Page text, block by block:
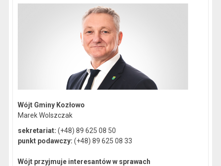
Wójt Gminy Kozłowo
Marek Wolszczak
sekretariat: (+48) 89 625 08 50
punkt podawczy: (+48) 89 625 08 33
Wójt przyjmuje interesantów w sprawach